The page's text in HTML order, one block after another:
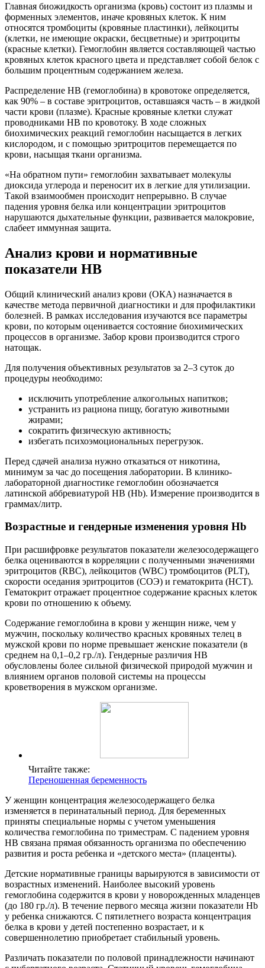
Главная биожидкость организма (кровь) состоит из плазмы и
форменных элементов, иначе кровяных клеток. К ним
относятся тромбоциты (кровяные пластинки), лейкоциты
(клетки, не имеющие окраски, бесцветные) и эритроциты
(красные клетки). Гемоглобин является составляющей частью
кровяных клеток красного цвета и представляет собой белок с
большим процентным содержанием железа.
Распределение НВ (гемоглобина) в кровотоке определяется,
как 90% – в составе эритроцитов, оставшаяся часть – в жидкой
части крови (плазме). Красные кровяные клетки служат
проводниками НВ по кровотоку. В ходе сложных
биохимических реакций гемоглобин насыщается в легких
кислородом, и с помощью эритроцитов перемещается по
крови, насыщая ткани организма.
«На обратном пути» гемоглобин захватывает молекулы
диоксида углерода и переносит их в легкие для утилизации.
Такой взаимообмен происходит непрерывно. В случае
падения уровня белка или концентрации эритроцитов
нарушаются дыхательные функции, развивается малокровие,
слабеет иммунная защита.
Анализ крови и нормативные
показатели НВ
Общий клинический анализ крови (ОКА) назначается в
качестве метода первичной диагностики и для профилактики
болезней. В рамках исследования изучаются все параметры
крови, по которым оценивается состояние биохимических
процессов в организме. Забор крови производится строго
натощак.
Для получения объективных результатов за 2–3 суток до
процедуры необходимо:
исключить употребление алкогольных напитков;
устранить из рациона пищу, богатую животными
жирами;
сократить физическую активность;
избегать психоэмоциональных перегрузок.
Перед сдачей анализа нужно отказаться от никотина,
минимум за час до посещения лаборатории. В клинико-
лабораторной диагностике гемоглобин обозначается
латинской аббревиатурой НВ (Hb). Измерение производится в
граммах/литр.
Возрастные и гендерные изменения уровня Hb
При расшифровке результатов показатели железосодержащего
белка оцениваются в корреляции с полученными значениями
эритроцитов (RBC), лейкоцитов (WBC) тромбоцитов (PLT),
скорости оседания эритроцитов (СОЭ) и гематокрита (HCT).
Гематокрит отражает процентное содержание красных клеток
крови по отношению к объему.
Содержание гемоглобина в крови у женщин ниже, чем у
мужчин, поскольку количество красных кровяных телец в
мужской крови по норме превышает женские показатели (в
среднем на 0,1–0,2 гр./л). Гендерные различия НВ
обусловлены более сильной физической природой мужчин и
влиянием органов половой системы на процессы
кроветворения в мужском организме.
Читайте также:
Переношенная беременность
У женщин концентрация железосодержащего белка
изменяется в перинатальный период. Для беременных
приняты специальные нормы с учетом уменьшения
количества гемоглобина по триместрам. С падением уровня
НВ связана прямая обязанность организма по обеспечению
развития и роста ребенка и «детского места» (плаценты).
Детские нормативные границы варьируются в зависимости от
возрастных изменений. Наиболее высокий уровень
гемоглобина содержится в крови у новорожденных младенцев
(до 180 гр./л). В течение первого месяца жизни показатели Hb
у ребенка снижаются. С пятилетнего возраста концентрация
белка в крови у детей постепенно возрастает, и к
совершеннолетию приобретает стабильный уровень.
Различать показатели по половой принадлежности начинают